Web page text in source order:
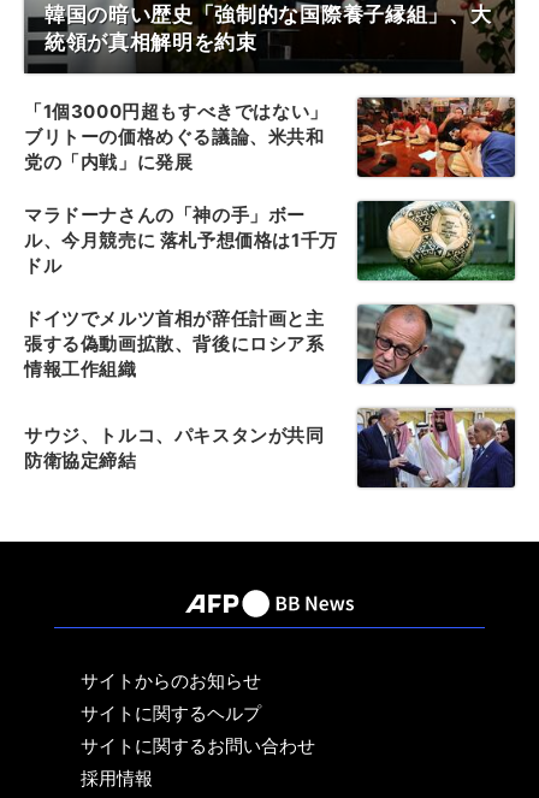
韓国の暗い歴史「強制的な国際養子縁組」、大
統領が真相解明を約束
「1個3000円超もすべきではない」
ブリトーの価格めぐる議論、米共和
党の「内戦」に発展
マラドーナさんの「神の手」ボー
ル、今月競売に 落札予想価格は1千万
ドル
ドイツでメルツ首相が辞任計画と主
張する偽動画拡散、背後にロシア系
情報工作組織
サウジ、トルコ、パキスタンが共同
防衛協定締結
サイトからのお知らせ
サイトに関するヘルプ
サイトに関するお問い合わせ
採用情報